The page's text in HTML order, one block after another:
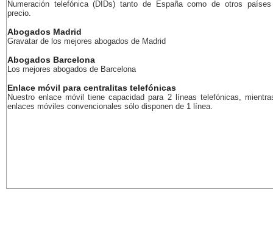
Numeración telefónica (DIDs) tanto de España como de otros
precio.
Abogados Madrid
Gravatar de los mejores abogados de Madrid
Abogados Barcelona
Los mejores abogados de Barcelona
Enlace móvil para centralitas telefónicas
Nuestro enlace móvil tiene capacidad para 2 líneas telefónicas,
enlaces móviles convencionales sólo disponen de 1 línea.